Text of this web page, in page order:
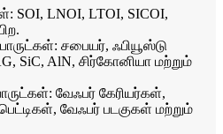
SOI, LNOI, LTOI, SICOI,
சபையர், ஃபியூஸ்டு
SiC, AlN, சிர்கோனியா மற்றும்
வேஃபர் கேரியர்கள்,
வேஃபர் படகுகள் மற்றும்